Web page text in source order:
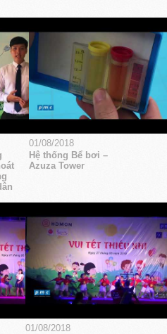
01/08/2018
Hệ thống Bể bơi –
Azuza Tower
01/08/2018